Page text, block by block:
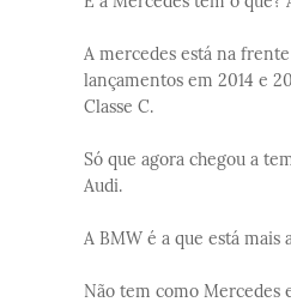
A mercedes está na
lançamentos em 2014 e
Classe C.
Só que agora chegou a
Audi.
A BMW é a que está mais
Não tem como Mercedes